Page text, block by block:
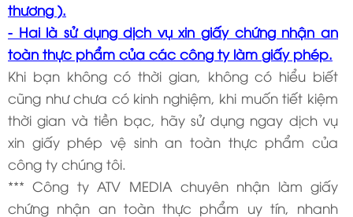
thương ).
- Hai là sử dụng dịch vụ xin giấy chứng nhận an
toàn thực phẩm của các công ty làm giấy phép.
Khi bạn không có thời gian, không có hiểu biết
cũng như chưa có kinh nghiệm, khi muốn tiết kiệm
thời gian và tiền bạc, hãy sử dụng ngay dịch vụ
xin giấy phép vệ sinh an toàn thực phẩm của
công ty chúng tôi.
*** Công ty ATV MEDIA chuyên nhận làm giấy
chứng nhận an toàn thực phẩm uy tín, nhanh